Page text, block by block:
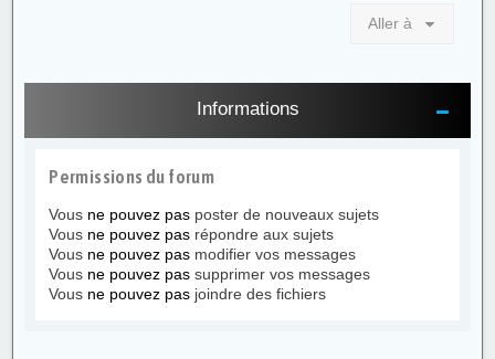
Aller à
Informations
Permissions du forum
Vous ne pouvez pas poster de nouveaux sujets
Vous ne pouvez pas répondre aux sujets
Vous ne pouvez pas modifier vos messages
Vous ne pouvez pas supprimer vos messages
Vous ne pouvez pas joindre des fichiers